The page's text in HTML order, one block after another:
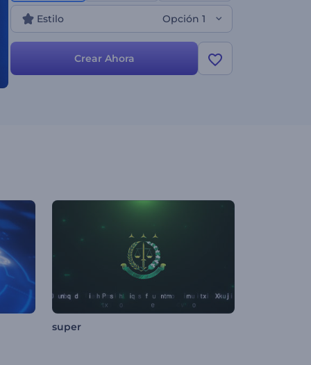
huella en el mundo digital!
Estilo Opción 1
Crear Ahora
super